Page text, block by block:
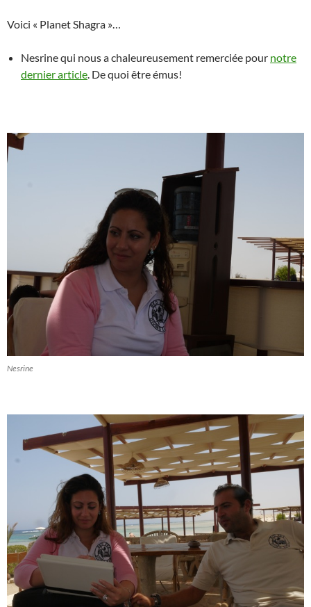
Voici « Planet Shagra »…
Nesrine qui nous a chaleureusement remerciée pour notre
dernier article. De quoi être émus!
Nesrine